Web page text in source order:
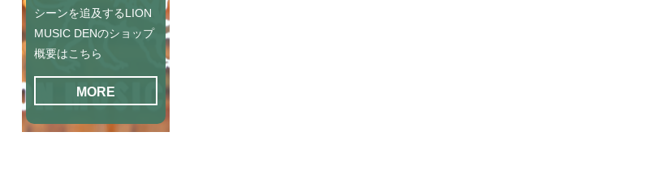
シーンを追及するLION
MUSIC DENのショップ
概要はこちら
MORE